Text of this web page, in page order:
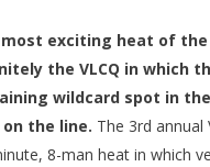
exciting heat of the
the VLCQ in which
wildcard spot in
the line. The 3rd annual
8-man heat in which